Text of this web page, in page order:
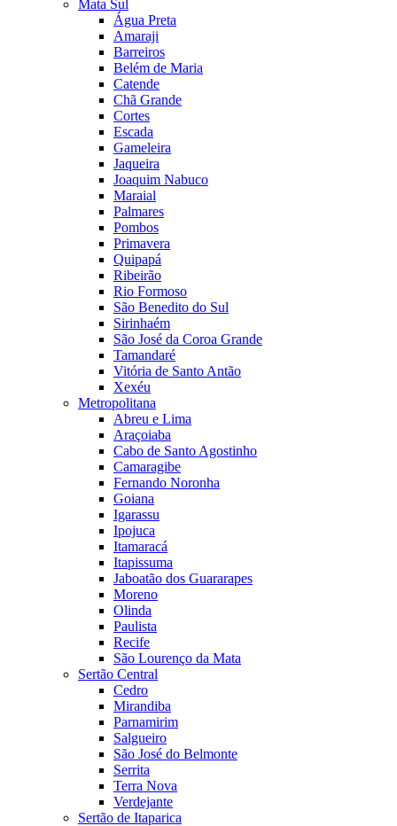
Mata Sul
Água Preta
Amaraji
Barreiros
Belém de Maria
Catende
Chã Grande
Cortes
Escada
Gameleira
Jaqueira
Joaquim Nabuco
Maraial
Palmares
Pombos
Primavera
Quipapá
Ribeirão
Rio Formoso
São Benedito do Sul
Sirinhaém
São José da Coroa Grande
Tamandaré
Vitória de Santo Antão
Xexéu
Metropolitana
Abreu e Lima
Araçoiaba
Cabo de Santo Agostinho
Camaragibe
Fernando Noronha
Goiana
Igarassu
Ipojuca
Itamaracá
Itapissuma
Jaboatão dos Guararapes
Moreno
Olinda
Paulista
Recife
São Lourenço da Mata
Sertão Central
Cedro
Mirandiba
Parnamirim
Salgueiro
São José do Belmonte
Serrita
Terra Nova
Verdejante
Sertão de Itaparica